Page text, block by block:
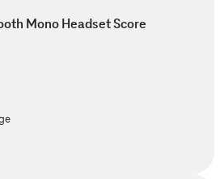
Mono Headset Score